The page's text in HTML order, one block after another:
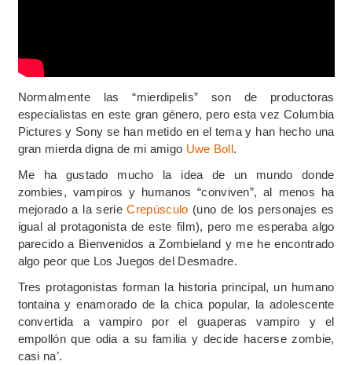
Normalmente las “mierdipelis” son de productoras
especialistas en este gran género, pero esta vez Columbia
Pictures y Sony se han metido en el tema y han hecho una
gran mierda digna de mi amigo Uwe Boll.
Me ha gustado mucho la idea de un mundo donde
zombies, vampiros y humanos “conviven”, al menos ha
mejorado a la serieCrepúsculo (uno de los personajes es
igual al protagonista de este film), pero me esperaba algo
parecido a Bienvenidos a Zombieland y me he encontrado
algo peor que Los Juegos del Desmadre.
Tres protagonistas forman la historia principal, un humano
tontaina y enamorado de la chica popular, la adolescente
convertida a vampiro por el guaperas vampiro y el
empollón que odia a su familia y decide hacerse zombie,
casi na’.